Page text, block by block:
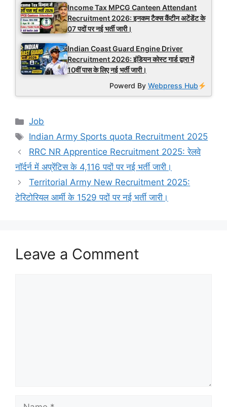
Income Tax MPCG Canteen Attendant
Recruitment 2026: इनकम टैक्स कैंटीन अटेंडेंट के
07 पदों पर नई भर्ती जारी।
Indian Coast Guard Engine Driver
Recruitment 2026: इंडियन कोस्ट गार्ड द्वारा में
10वीं पास के लिए नई भर्ती जारी।
Powerd ByWebpress Hub
Categories
Job
Tags
Indian Army Sports quota Recruitment 2025
RRC NR Apprentice Recruitment 2025: रेलवे
नॉर्दर्न में अप्रेंटिस के 4,116 पदों पर नई भर्ती जारी।
Territorial Army New Recruitment 2025:
टेरिटोरियल आर्मी के 1529 पदों पर नई भर्ती जारी।
Leave a Comment
Name